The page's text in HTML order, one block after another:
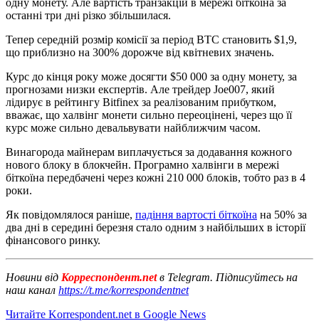
останні три дні різко збільшилася.
Тепер середній розмір комісії за період BTC становить $1,9,
що приблизно на 300% дорожче від квітневих значень.
Курс до кінця року може досягти $50 000 за одну монету, за
прогнозами низки експертів. Але трейдер Joe007, який
лідирує в рейтингу Bitfinex за реалізованим прибутком,
вважає, що халвінг монети сильно переоцінені, через що її
курс може сильно девальвувати найближчим часом.
Винагорода майнерам виплачується за додавання кожного
нового блоку в блокчейн. Програмно халвінги в мережі
біткоїна передбачені через кожні 210 000 блоків, тобто раз в 4
роки.
Як повідомлялося раніше, падіння вартості біткоїна на 50% за
два дні в середині березня стало одним з найбільших в історії
фінансового ринку.
Новини від Корреспондент.netв Telegram. Підписуйтесь на
наш канал https://t.me/korrespondentnet
Читайте Korrespondent.net в Google News